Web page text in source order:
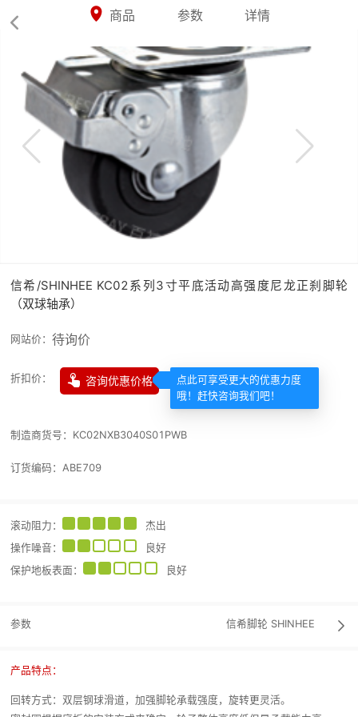

 商品 参数 详情
信希/SHINHEE KC02系列3寸平底活动高强度尼龙正刹脚轮
（双球轴承）
网站价： 待询价
折扣价：  咨询优惠价格
点此可享受更大的优惠力度
哦！赶快咨询我们吧！
制造商货号： KC02NXB3040S01PWB
订货编码： ABE709
滚动阻力 ：
杰出
操作噪音 ：
良好
保护地板表面 ： 良好
参数 信希脚轮 SHINHEE 
产品特点：
回转方式：双层钢球滑道，加强脚轮承载强度，旋转更灵活。